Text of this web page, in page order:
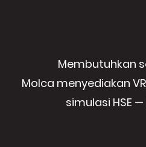
Membutuhkan
Molca menyediakan
simulasi HSE